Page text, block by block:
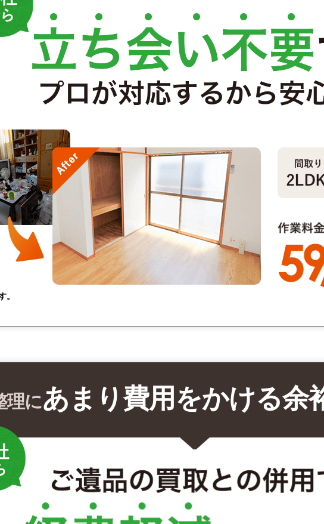
。
理にあまり費用をかける余